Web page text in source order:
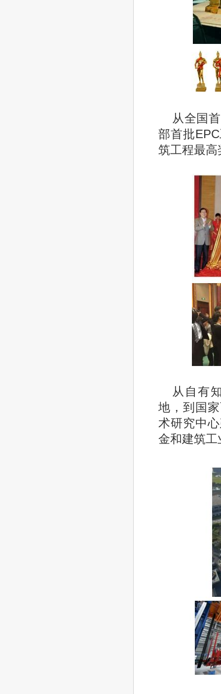
从全国
部首批
筑工程最
从自有
地，到国
术研究中
金和建筑